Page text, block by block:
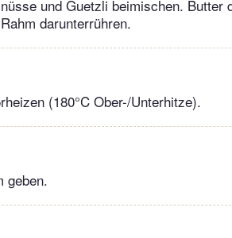
und Guetzli beimischen. Butter
darunterrühren.
(180°C Ober-/Unterhitze).
geben.